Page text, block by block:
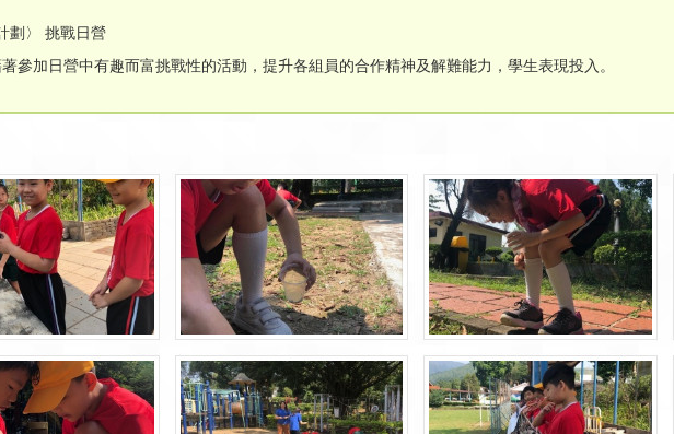
劃〉 挑戰日營
參加日營中有趣而富挑戰性的活動，提升各組員的合作精神及解難能力，學生表現投入。